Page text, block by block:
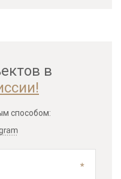
в
способом: